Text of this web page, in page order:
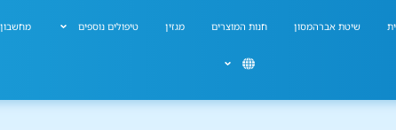
שיטת אברהמסון חנות המוצרים מגזין טיפולים נוספים